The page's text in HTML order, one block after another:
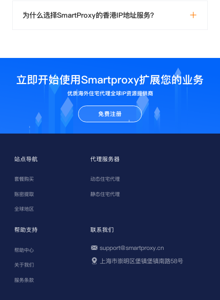
为什么选择SmartProxy的香港IP地址服务？
立即开始使用Smartproxy扩展您的业务
优质海外住宅代理全球IP资源提供商
免费注册
站点导航
套餐购买
账密提取
全球地区
代理服务器
动态住宅代理
静态住宅代理
帮助支持
帮助中心
关于我们
服务条款
联系我们
support@smartproxy.cn
上海市崇明区堡镇堡镇南路58号